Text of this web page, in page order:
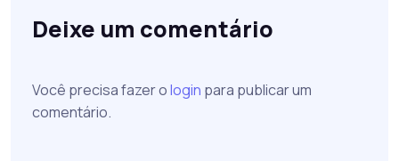
Deixe um comentário
Você precisa fazer ologin para publicar um
comentário.